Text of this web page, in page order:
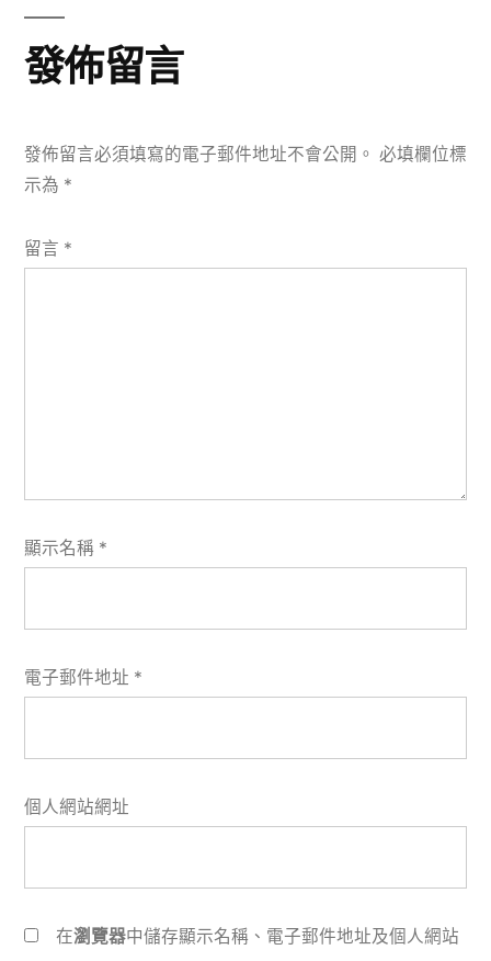
發佈留言
發佈留言必須填寫的電子郵件地址不會公開。 必填欄位標
示為 *
留言 *
顯示名稱 *
電子郵件地址 *
個人網站網址
在瀏覽器中儲存顯示名稱、電子郵件地址及個人網站